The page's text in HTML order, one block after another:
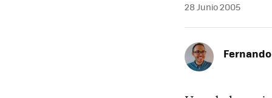
28 Junio 2005